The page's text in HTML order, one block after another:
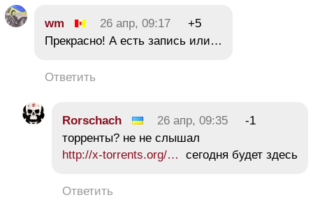
wm 26 апр, 09:17
+5
Прекрасно! А есть запись или…
Ответить
Rorschach 26 апр, 09:35
-1
торренты? не не слышал
http://x-torrents.org/…
сегодня будет здесь
Ответить